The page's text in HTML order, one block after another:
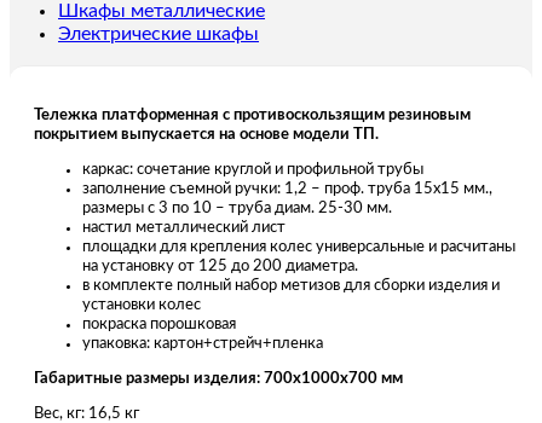
Шкафы металлические
Электрические шкафы
Тележка платформенная с противоскользящим резиновым
покрытием выпускается на основе модели ТП.
каркас: сочетание круглой и профильной трубы
заполнение съемной ручки: 1,2 – проф. труба 15х15 мм.,
размеры с 3 по 10 – труба диам. 25-30 мм.
настил металлический лист
площадки для крепления колес универсальные и расчитаны
на установку от 125 до 200 диаметра.
в комплекте полный набор метизов для сборки изделия и
установки колес
покраска порошковая
упаковка: картон+стрейч+пленка
Габаритные размеры изделия: 700х1000х700 мм
Вес, кг: 16,5 кг